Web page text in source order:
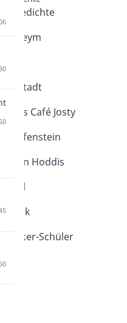
Gedichte
Heym
des Café Josty
Wolfenstein
van Hoddis
Lasker-Schüler